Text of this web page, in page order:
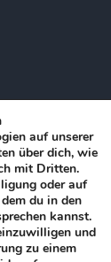
auf unserer
über dich, wie
mit Dritten.
oder auf
du in den
kannst.
und
zu einem